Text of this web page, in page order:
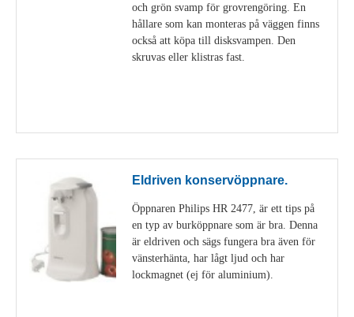
och grön svamp för grovrengöring. En
hållare som kan monteras på väggen finns
också att köpa till disksvampen. Den
skruvas eller klistras fast.
Eldriven konservöppnare.
Öppnaren Philips HR 2477, är ett tips på
en typ av burköppnare som är bra. Denna
är eldriven och sägs fungera bra även för
vänsterhänta, har lågt ljud och har
lockmagnet (ej för aluminium).